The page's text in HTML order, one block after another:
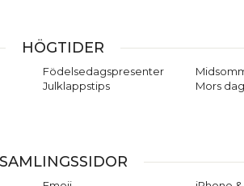
HÖGTIDER
Födelsedagspresenter
Julklappstips
Mors
SAMLINGSSIDOR